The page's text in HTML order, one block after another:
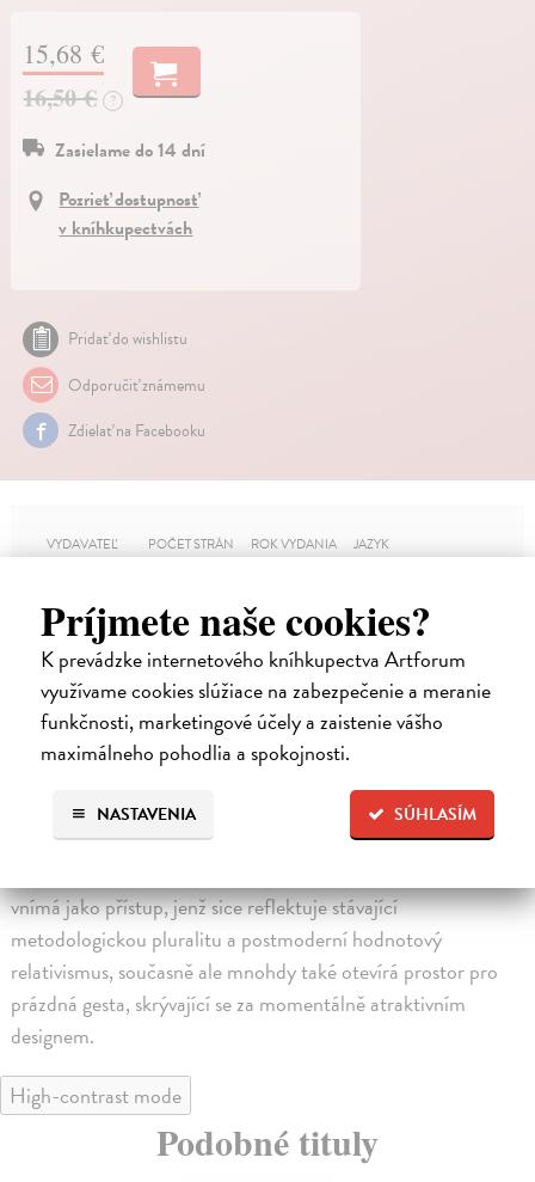
Príjmete naše cookies?
K prevádzke internetového kníhkupectva Artforum
využívame cookies slúžiace na zabezpečenie a meranie
funkčnosti, marketingové účely a zaistenie vášho
maximálneho pohodlia a spokojnosti.
SÚHLASÍM
NASTAVENIA
15,68 €
16,50 €
?
Zasielame do 14 dní
Pozrieť dostupnosť
v kníhkupectvách
Pridať do wishlistu
Odporučiť známemu
Zdielať na Facebooku
O TITULE
bližuje je však i skeptická reflexe aktuálního směřování
vnímá jako přístup, jenž sice reflektuje stávající
metodologickou pluralitu a postmoderní hodnotový
relativismus, současně ale mnohdy také otevírá prostor pro
prázdná gesta, skrývající se za momentálně atraktivním
designem.
VYDAVATEĽ POČET STRÁN ROK VYDANIA JAZYK
VÄZBA
Mäkká väzba / Paperback
EAN
9788020028341
High-contrast mode
Podobné tituly